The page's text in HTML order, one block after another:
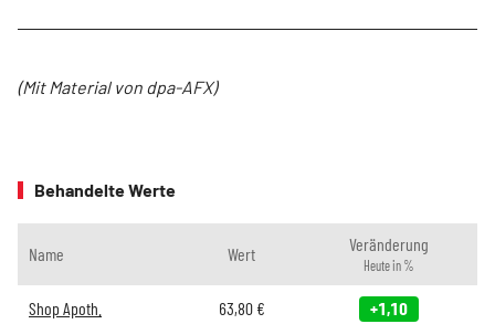
(Mit Material von dpa-AFX)
Behandelte Werte
Name Wert Veränderung
Heute in %
Shop Apoth. 63,80€ +1,10